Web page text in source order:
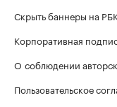
Скрыть баннеры на
Корпоративная
О соблюдении
Пользовательское